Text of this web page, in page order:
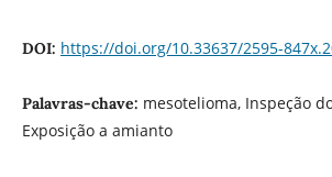
DOI: https://doi.org/10.33637/2595-
Palavras-chave: mesotelioma, Inspeção
Exposição a amianto